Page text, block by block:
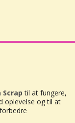
Scrap til at fungere,
oplevelse og til at